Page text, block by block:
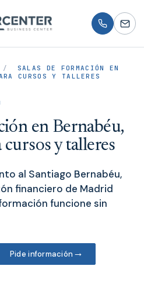
/
SALAS DE FORMACIÓN EN
CURSOS Y TALLERES
en Bernabéu,
cursos y talleres
al Santiago Bernabéu,
financiero de Madrid
funcione sin
Pide información →